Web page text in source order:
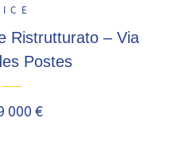
Ristrutturato – Via
Postes
000 €